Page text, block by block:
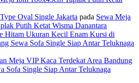
Oval Single Jakarta pada Sewa Meja
Putih Ketat Wisma Danantara
Hitam Ukuran Kecil Enam Kursi di
Sewa Sofa Single Siap Antar Teluknaga
Meja VIP Kaca Terdekat Area Bandung
Sofa Single Siap Antar Teluknaga